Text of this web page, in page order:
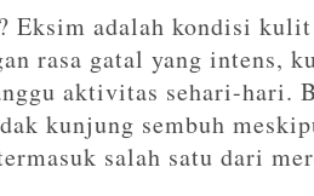
Eksim adalah kondisi
rasa gatal yang intens,
aktivitas sehari-hari.
kunjung sembuh
salah satu dari